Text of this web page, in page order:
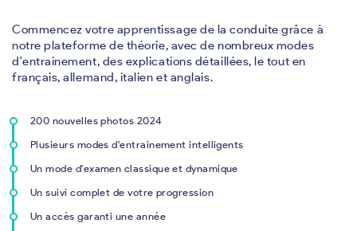
Commencez votre apprentissage de la conduite grâce à
notre plateforme de théorie, avec de nombreux modes
d'entrainement, des explications détaillées, le tout en
français, allemand, italien et anglais.
200 nouvelles photos 2024
Plusieurs modes d'entrainement intelligents
Un mode d'examen classique et dynamique
Un suivi complet de votre progression
Un accès garanti une année